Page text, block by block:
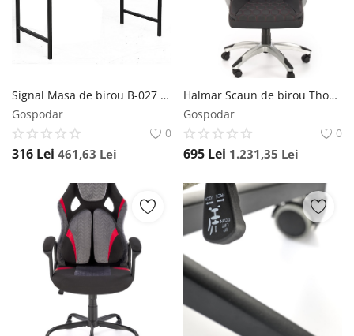
Signal Masa de birou B-027 - stejar/negru
Gospodar
0
316 Lei 461,63Lei
Halmar Scaun de birou Thomas piele ecologica negru H122 cm
Gospodar
0
695 Lei 1.231,35Lei